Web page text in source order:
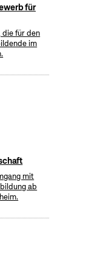
für
die für den
im
mit
ab